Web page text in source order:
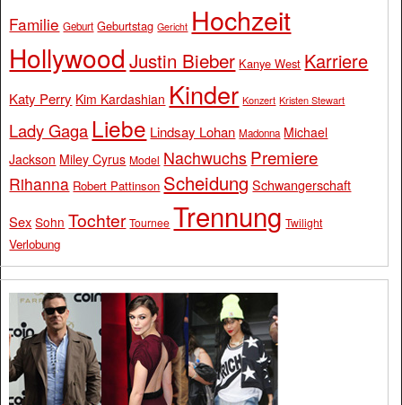
Familie Geburt Geburtstag Gericht Hochzeit
Hollywood Justin Bieber Kanye West Karriere
Katy Perry Kim Kardashian Kinder Konzert Kristen Stewart
Lady Gaga Liebe Lindsay Lohan Madonna Michael
Jackson Miley Cyrus Model Nachwuchs Premiere
Rihanna Robert Pattinson Scheidung Schwangerschaft
Sex Sohn Tochter Tournee Trennung Twilight
Verlobung